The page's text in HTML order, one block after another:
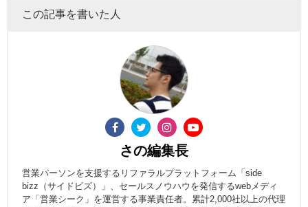
この記事を書いた人
さの編集長
営業パーソンを支援するリファラルプラットフォーム「side
bizz（サイドビズ）」、セールスノウハウを発信するwebメディ
ア「営業シーク」を運営する事業責任者。累計2,000社以上の代理